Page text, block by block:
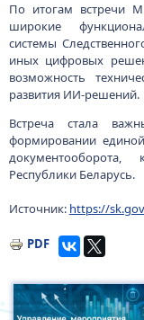
По итогам встречи
широкие
системы
иных цифровых
возможность
развития ИИ‑решений.
Встреча стала
формировании
Республики Беларусь.
Источник: https://
PDF